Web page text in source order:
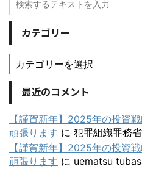
カテゴリー
最近のコメント
【謹賀新年】2025年の投資
頑張ります に 犯罪組織罪務省
【謹賀新年】2025年の投資
頑張ります に uematsu